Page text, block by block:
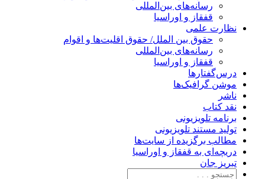
رسانه‌های بین‌المللی
قفقاز و اوراسیا
نظارت علمی
حقوق بین الملل/ حقوق اقلیت‌ها و اقوام
رسانه‌های بین‌المللی
قفقاز و اوراسیا
درس‌گفتارها
موشن گرافیک‌ها
ناشر
نقد کتاب
برنامه‌ تلویزیونی
تولید مستند تلویزیونی
مطالب برگزیده از سایت‌ها
دریچه‌ای به قفقاز و اوراسیا
تبریزِ جان
جستجو